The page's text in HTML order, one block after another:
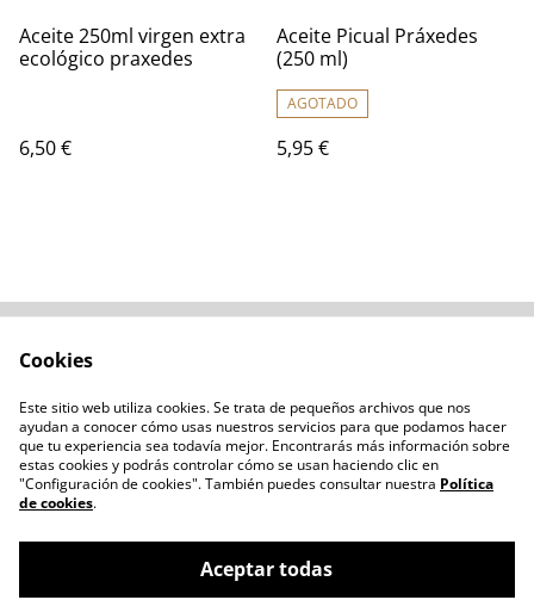
Aceite 250ml virgen extra
ecológico praxedes
6,50 €
Aceite Picual Práxedes
(250 ml)
AGOTADO
5,95 €
Política de privacidad
Administración de
cookies
Cookies
Este sitio web utiliza cookies. Se trata de pequeños archivos que nos
ayudan a conocer cómo usas nuestros servicios para que podamos hacer
que tu experiencia sea todavía mejor. Encontrarás más información sobre
estas cookies y podrás controlar cómo se usan haciendo clic en
"Configuración de cookies". También puedes consultar nuestra Política
de cookies.
Aceptar todas